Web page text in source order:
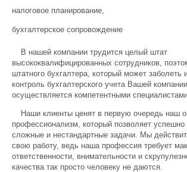
налоговое планирование,
бухгалтерское сопровождение
В нашей компании трудится целый штат
высококвалифицированных сотрудников,
штатного бухгалтера, который может заболеть
контроль бухгалтерского учета Вашей
осуществляется компетентными
Наши клиенты ценят в первую очередь наш
профессионализм, который позволяет
сложные и нестандартные задачи. Мы
свою работу, ведь наша профессия требует
ответственности, внимательности и
качества так просто человеку не даются.